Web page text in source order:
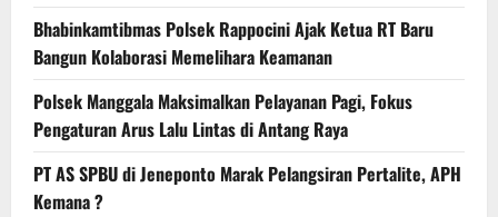
Bhabinkamtibmas Polsek Rappocini Ajak Ketua RT Baru
Bangun Kolaborasi Memelihara Keamanan
Polsek Manggala Maksimalkan Pelayanan Pagi, Fokus
Pengaturan Arus Lalu Lintas di Antang Raya
PT AS SPBU di Jeneponto Marak Pelangsiran Pertalite, APH
Kemana ?